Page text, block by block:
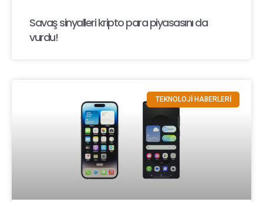
Savaş sinyalleri kripto para piyasasını da
vurdu!
TEKNOLOJİ HABERLERİ